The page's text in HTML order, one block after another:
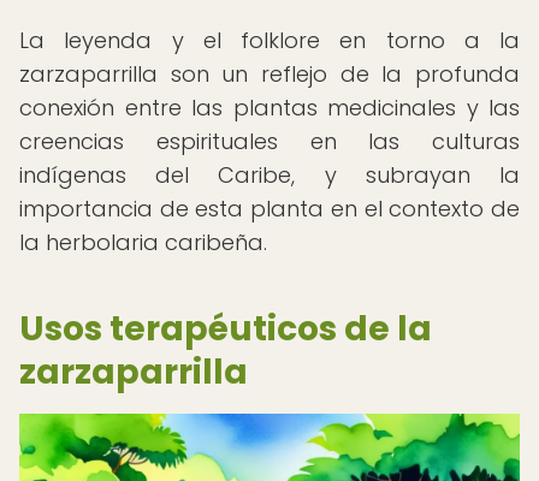
La leyenda y el folklore en torno a la
zarzaparrilla son un reflejo de la profunda
conexión entre las plantas medicinales y las
creencias espirituales en las culturas
indígenas del Caribe, y subrayan la
importancia de esta planta en el contexto de
la herbolaria caribeña.
Usos terapéuticos de la
zarzaparrilla